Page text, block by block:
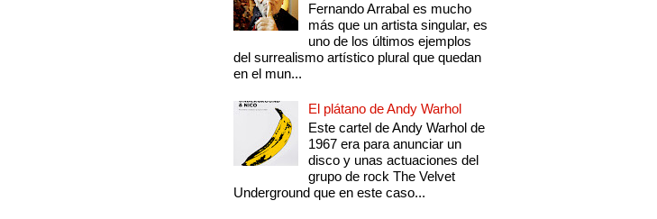
Fernando Arrabal es mucho
más que un artista singular, es
uno de los últimos ejemplos
del surrealismo artístico plural que quedan
en el mun...
El plátano de Andy Warhol
Este cartel de Andy Warhol de
1967 era para anunciar un
disco y unas actuaciones del
grupo de rock The Velvet
Underground que en este caso...